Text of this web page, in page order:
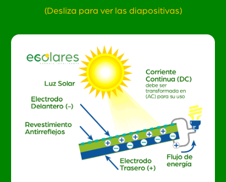
(Desliza para ver las diapositivas)